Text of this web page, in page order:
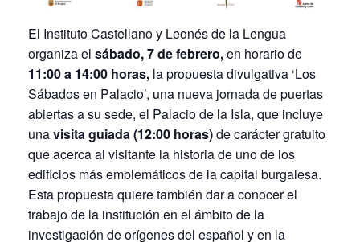
El Instituto Castellano y Leonés de la Lengua
organiza elsábado, 7 de febrero,en horario de
11:00 a 14:00 horas,la propuesta divulgativa ‘Los
Sábados en Palacio’, una nueva jornada de puertas
abiertas a su sede, el Palacio de la Isla, que incluye
unavisita guiada (12:00 horas)de carácter gratuito
que acerca al visitante la historia de uno de los
edificios más emblemáticos de la capital burgalesa.
Esta propuesta quiere también dar a conocer el
trabajo de la institución en el ámbito de la
investigación de orígenes del español y en la
promoción de la literatura de la Comunidad.